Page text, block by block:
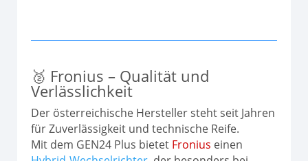
🥈 Fronius – Qualität und
Verlässlichkeit
Der österreichische Hersteller steht seit Jahren
für Zuverlässigkeit und technische Reife.
Mit dem GEN24 Plus bietet Fronius einen